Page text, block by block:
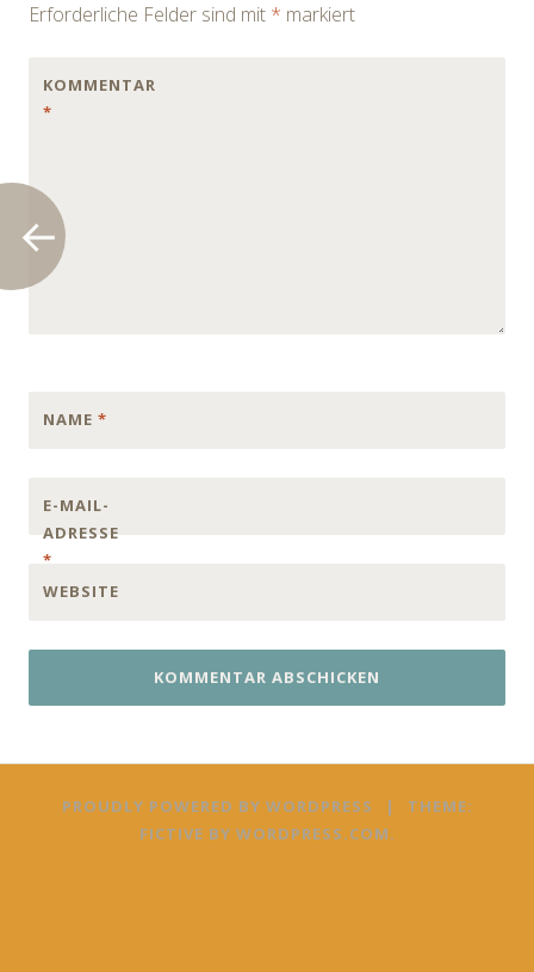
Erforderliche Felder sind mit * markiert
KOMMENTAR
*
NAME *
E-MAIL-
ADRESSE
*
WEBSITE
PROUDLY POWERED BY WORDPRESS |
THEME:
FICTIVE BY WORDPRESS.COM.